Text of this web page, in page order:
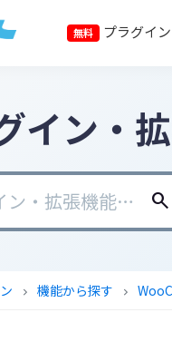
無料 プラグイン
イン・
search
chevron_right 機能から探す chevron_right